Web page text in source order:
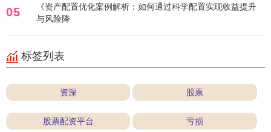
05
《资产配置优化案例解析：如何通过科学配置实现收益提升
与风险降
标签列表
资深 股票
股票配资平台 亏损